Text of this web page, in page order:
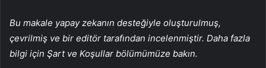
Bu makale yapay zekanın desteğiyle oluşturulmuş,
çevrilmiş ve bir editör tarafından incelenmiştir. Daha fazla
bilgi için Şart ve Koşullar bölümümüze bakın.